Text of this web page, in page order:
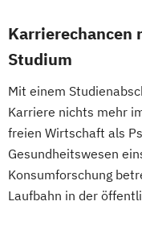
Karrierechancen
Studium
Mit einem
Karriere nichts mehr
freien Wirtschaft als
Gesundheitswesen
Konsumforschung
Laufbahn in der